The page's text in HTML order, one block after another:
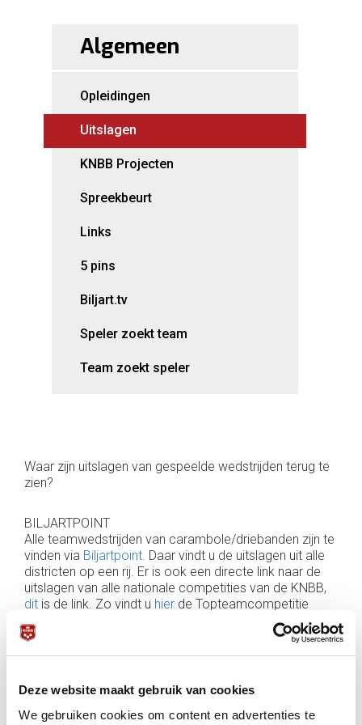
Deze website maakt gebruik van cookies
We gebruiken cookies om content en advertenties te
Algemeen
Opleidingen
Uitslagen
KNBB Projecten
Spreekbeurt
Links
5 pins
Biljart.tv
Speler zoekt team
Team zoekt speler
Waar zijn uitslagen van gespeelde wedstrijden terug te
zien?
BILJARTPOINT
Alle teamwedstrijden van carambole/driebanden zijn te
vinden via Biljartpoint. Daar vindt u de uitslagen uit alle
districten op een rij. Er is ook een directe link naar de
uitslagen van alle nationale competities van de KNBB,
dit is de link. Zo vindt u hier de Topteamcompetitie
2024-2025, en
de Kozoom League 2024-2025.
KNBB LIVESCORE
viaKNBB Livescore . U hunt hier zelf selecteren avond-
of dagcompetitie, en vervolgens selecteren welke